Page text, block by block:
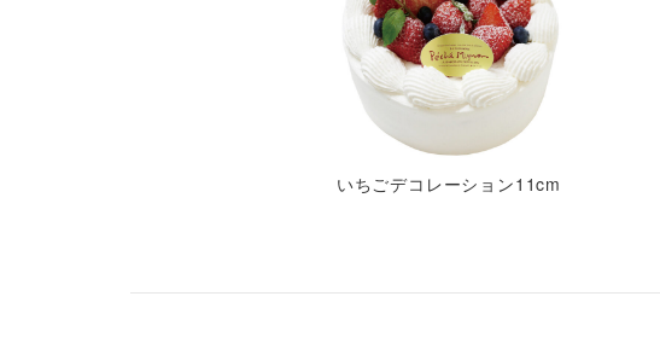
いちごデコレーション11cm